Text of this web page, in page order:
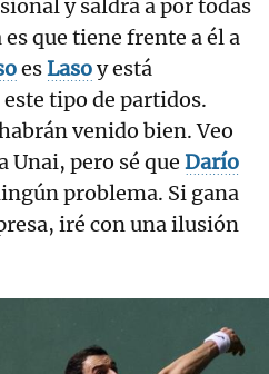
y saldrá a por todas
es que tiene frente a él a
esLasoy está
tipo de partidos.
venido bien. Veo
Unai, pero sé que Darío
problema. Si gana
iré con una ilusión